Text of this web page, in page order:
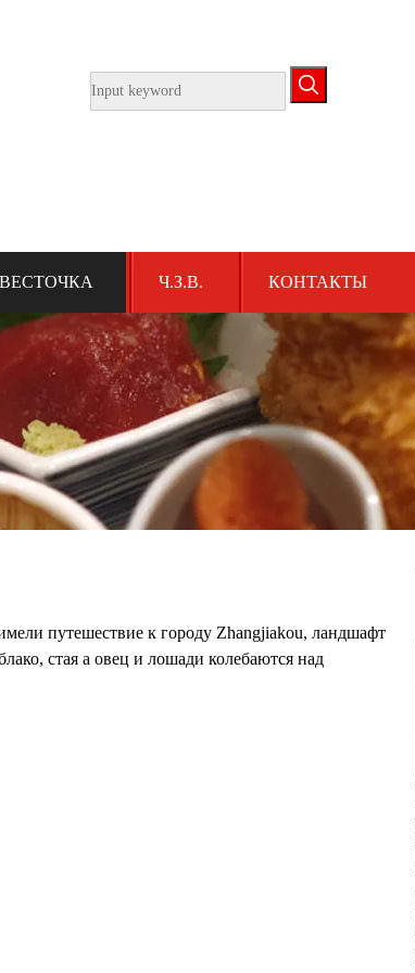
ВЕСТОЧКА Ч.З.В. КОНТАКТЫ
путешествие к городу Zhangjiakou, ландшафт
стая a овец и лошади колебаются над